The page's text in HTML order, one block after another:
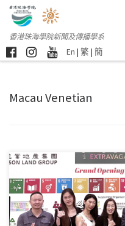
香港珠海學院新聞及傳播學系
En | 繁 | 簡
Macau Venetian